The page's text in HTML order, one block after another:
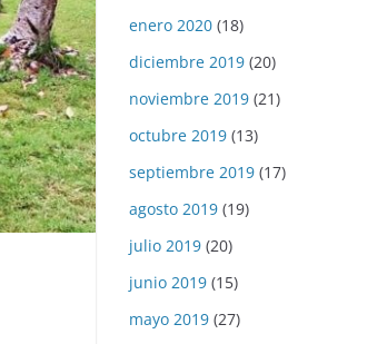
enero 2020 (18)
diciembre 2019 (20)
noviembre 2019 (21)
octubre 2019 (13)
septiembre 2019 (17)
agosto 2019 (19)
julio 2019 (20)
junio 2019 (15)
mayo 2019 (27)